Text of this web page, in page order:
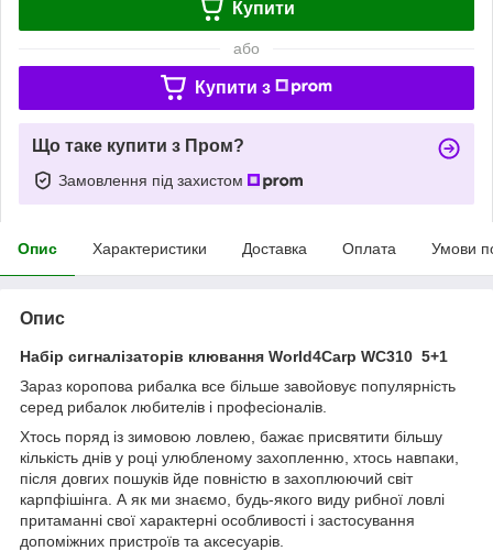
Купити
або
Купити з
Що таке купити з Пром?
Замовлення під захистом
Опис Характеристики Доставка Оплата Умови
Опис
Набір сигналізаторів клювання World4Carp WC310 5+1
Зараз коропова рибалка все більше завойовує популярність
серед рибалок любителів і професіоналів.
Хтось поряд із зимовою ловлею, бажає присвятити більшу
кількість днів у році улюбленому захопленню, хтось навпаки,
після довгих пошуків йде повністю в захоплюючий світ
карпфішінга. А як ми знаємо, будь-якого виду рибної ловлі
притаманні свої характерні особливості і застосування
допоміжних пристроїв та аксесуарів.